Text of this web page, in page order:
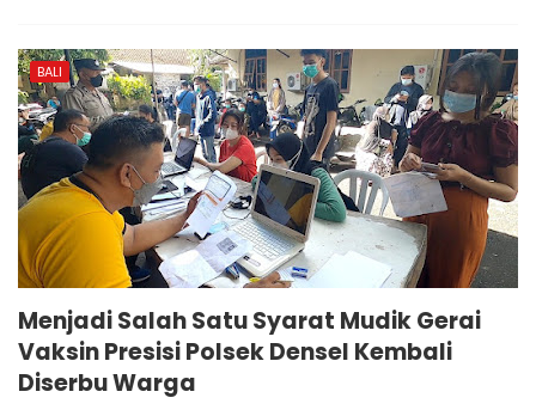
BALI
Menjadi Salah Satu Syarat Mudik Gerai
Vaksin Presisi Polsek Densel Kembali
Diserbu Warga